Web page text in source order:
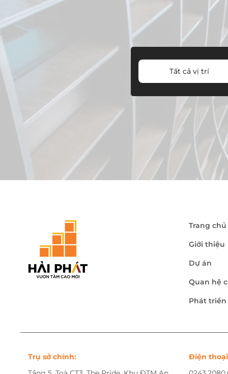
Tất cả vị trí
Trang chủ
Giới thiệu
Dự án
Quan hệ
Phát
Trụ sở chính:
Điện